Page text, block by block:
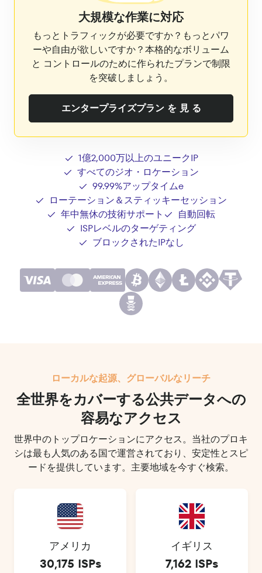
大規模な作業に対応
もっとトラフィックが必要ですか？もっとパワ
ーや自由が欲しいですか？本格的なボリューム
と コントロールのために作られたプランで制限
を突破しましょう。
エンタープライズプラン を 見 る
1億2,000万以上のユニークIP
すべてのジオ・ロケーション
99.99%アップタイムe
ローテーション＆スティッキーセッション
年中無休の技術サポート
自動回転
ISPレベルのターゲティング
ブロックされたIPなし
ローカルな起源、グローバルなリーチ
全世界をカバーする公共データへの
容易なアクセス
世界中のトップロケーションにアクセス。当社のプロキ
シは最も人気のある国で運営されており、安定性とスピ
ードを提供しています。主要地域を今すぐ検索。
アメリカ
30,175 ISPs
イギリス
7,162 ISPs